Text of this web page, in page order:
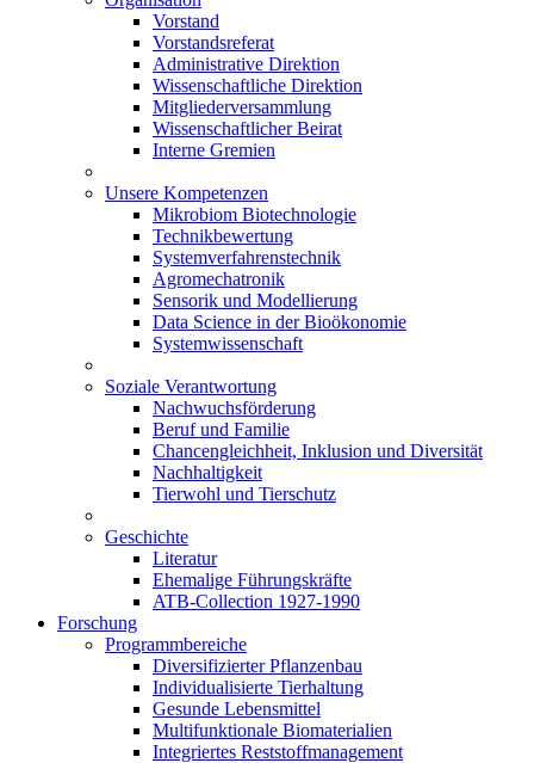
Vorstand
Vorstandsreferat
Administrative Direktion
Wissenschaftliche Direktion
Mitgliederversammlung
Wissenschaftlicher Beirat
Interne Gremien
Unsere Kompetenzen
Mikrobiom Biotechnologie
Technikbewertung
Systemverfahrenstechnik
Agromechatronik
Sensorik und Modellierung
Data Science in der Bioökonomie
Systemwissenschaft
Soziale Verantwortung
Nachwuchsförderung
Beruf und Familie
Chancengleichheit, Inklusion und Diversität
Nachhaltigkeit
Tierwohl und Tierschutz
Geschichte
Literatur
Ehemalige Führungskräfte
ATB-Collection 1927-1990
Forschung
Programmbereiche
Diversifizierter Pflanzenbau
Individualisierte Tierhaltung
Gesunde Lebensmittel
Multifunktionale Biomaterialien
Integriertes Reststoffmanagement